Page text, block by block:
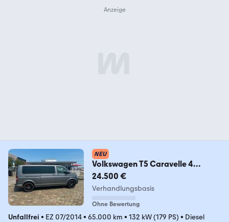
NEU
Volkswagen T5 Caravelle 4
Motion lang
24.500 €
Verhandlungsbasis
Ohne Bewertung
Unfallfrei • EZ 07/2014• 65.000 km • 132 kW (179 PS) • Diesel